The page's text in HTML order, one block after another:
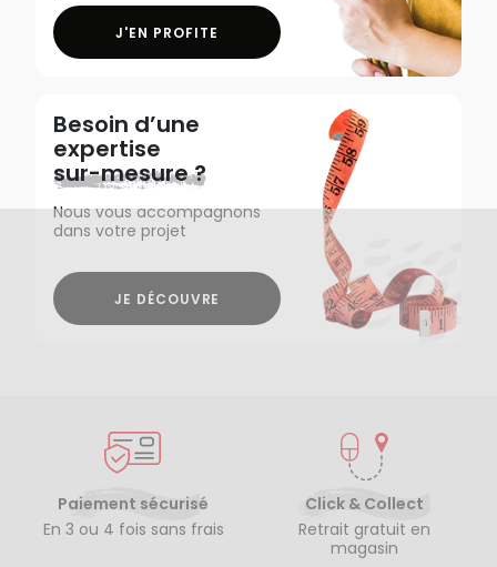
J'EN PROFITE
Besoin d’une
expertise
sur-mesure ?
Nous vous accompagnons
dans votre projet
JE DÉCOUVRE
Paiement sécurisé
En 3 ou 4 fois sans frais
Click & Collect
Retrait gratuit en
magasin